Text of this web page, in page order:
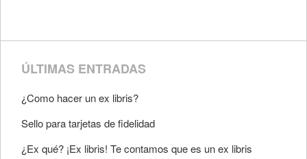
ÚLTIMAS ENTRADAS
¿Como hacer un ex libris?
Sello para tarjetas de fidelidad
¿Ex qué? ¡Ex libris! Te contamos que es un ex libris